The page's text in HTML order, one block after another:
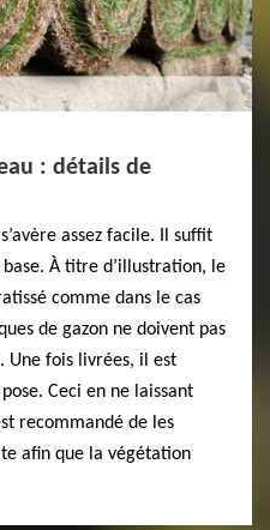
: détails de
assez facile. Il suffit
À titre d’illustration, le
comme dans le cas
de gazon ne doivent pas
Une fois livrées, il est
Ceci en ne laissant
recommandé de les
afin que la végétation